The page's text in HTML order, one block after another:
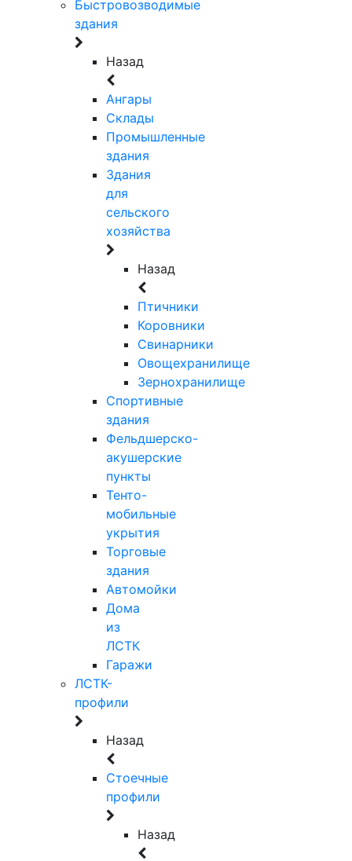
Быстровозводимые
здания
Назад
Ангары
Склады
Промышленные
здания
Здания
для
сельского
хозяйства
Назад
Птичники
Коровники
Свинарники
Овощехранилище
Зернохранилище
Спортивные
здания
Фельдшерско-
акушерские
пункты
Тенто-
мобильные
укрытия
Торговые
здания
Автомойки
Дома
из
ЛСТК
Гаражи
ЛСТК-
профили
Назад
Стоечные
профили
Назад